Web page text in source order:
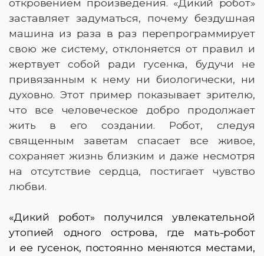
откровением произведения. «Дикий робот»
заставляет задуматься, почему бездушная
машина из раза в раз перепрограммирует
свою же систему, отклоняется от правил и
жертвует собой ради гусенка, будучи не
привязанным к нему ни биологически, ни
духовно. Этот пример показывает зрителю,
что все человеческое добро продолжает
жить в его создании. Робот, следуя
священным заветам спасает все живое,
сохраняет жизнь близким и даже несмотря
на отсутствие сердца, постигает чувство
любви.
«Дикий робот» получился увлекательной
утопией одного острова, где мать-робот
и ее гусенок, постоянно меняются местами,